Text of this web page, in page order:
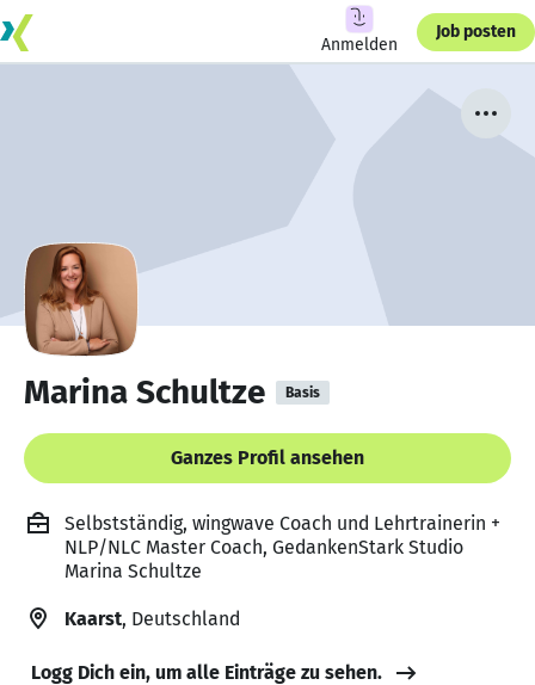
Anmelden
Job posten
Marina Schultze Basis
Ganzes Profil ansehen
Selbstständig, wingwave Coach und Lehrtrainerin +
NLP/NLC Master Coach, GedankenStark Studio
Marina Schultze
Kaarst, Deutschland
Logg Dich ein, um alle Einträge zu sehen.